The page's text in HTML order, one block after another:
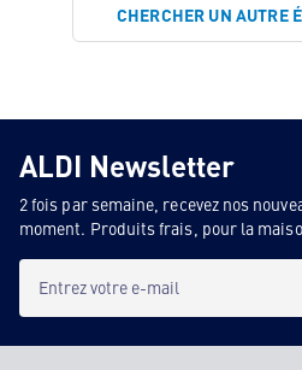
CHERCHER UN AUTRE
ALDI Newsletter
2 fois par semaine, recevez nos
moment. Produits frais, pour la
Entrez votre e-mail